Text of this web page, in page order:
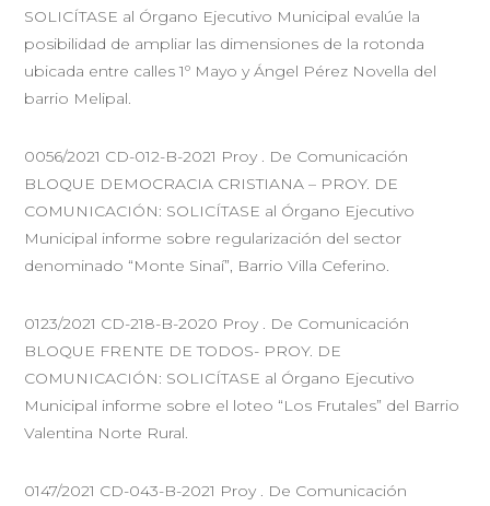
SOLICÍTASE al Órgano Ejecutivo Municipal evalúe la
posibilidad de ampliar las dimensiones de la rotonda
ubicada entre calles 1º Mayo y Ángel Pérez Novella del
barrio Melipal.
0056/2021 CD-012-B-2021 Proy . De Comunicación
BLOQUE DEMOCRACIA CRISTIANA – PROY. DE
COMUNICACIÓN: SOLICÍTASE al Órgano Ejecutivo
Municipal informe sobre regularización del sector
denominado “Monte Sinaí”, Barrio Villa Ceferino.
0123/2021 CD-218-B-2020 Proy . De Comunicación
BLOQUE FRENTE DE TODOS- PROY. DE
COMUNICACIÓN: SOLICÍTASE al Órgano Ejecutivo
Municipal informe sobre el loteo “Los Frutales” del Barrio
Valentina Norte Rural.
0147/2021 CD-043-B-2021 Proy . De Comunicación